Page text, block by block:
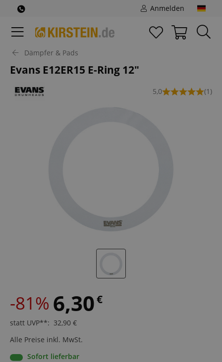
Anmelden
Dämpfer & Pads
Evans E12ER15 E-Ring 12"
5,0 (1)
-81% 6,30€
statt UVP**: 32,90 €
Alle Preise inkl. MwSt.
Sofort lieferbar